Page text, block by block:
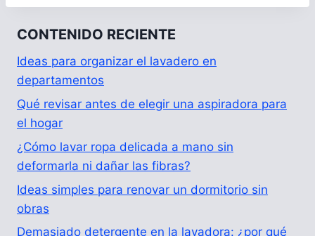
CONTENIDO RECIENTE
Ideas para organizar el lavadero en
departamentos
Qué revisar antes de elegir una aspiradora para
el hogar
¿Cómo lavar ropa delicada a mano sin
deformarla ni dañar las fibras?
Ideas simples para renovar un dormitorio sin
obras
Demasiado detergente en la lavadora: ¿por qué